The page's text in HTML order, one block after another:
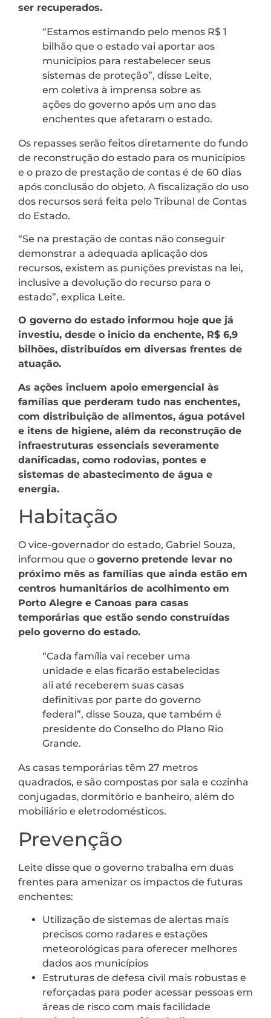
ser recuperados.
“Estamos estimando pelo menos R$ 1
bilhão que o estado vai aportar aos
municípios para restabelecer seus
sistemas de proteção”, disse Leite,
em coletiva à imprensa sobre as
ações do governo após um ano das
enchentes que afetaram o estado.
Os repasses serão feitos diretamente do fundo
de reconstrução do estado para os municípios
e o prazo de prestação de contas é de 60 dias
após conclusão do objeto. A fiscalização do uso
dos recursos será feita pelo Tribunal de Contas
do Estado.
“Se na prestação de contas não conseguir
demonstrar a adequada aplicação dos
recursos, existem as punições previstas na lei,
inclusive a devolução do recurso para o
estado”, explica Leite.
O governo do estado informou hoje que já
investiu, desde o início da enchente, R$ 6,9
bilhões, distribuídos em diversas frentes de
atuação.
As ações incluem apoio emergencial às
famílias que perderam tudo nas enchentes,
com distribuição de alimentos, água potável
e itens de higiene, além da reconstrução de
infraestruturas essenciais severamente
danificadas, como rodovias, pontes e
sistemas de abastecimento de água e
energia.
Habitação
O vice-governador do estado, Gabriel Souza,
informou que o governo pretende levar no
próximo mês as famílias que ainda estão em
centros humanitários de acolhimento em
Porto Alegre e Canoas para casas
temporárias que estão sendo construídas
pelo governo do estado.
“Cada família vai receber uma
unidade e elas ficarão estabelecidas
ali até receberem suas casas
definitivas por parte do governo
federal”, disse Souza, que também é
presidente do Conselho do Plano Rio
Grande.
As casas temporárias têm 27 metros
quadrados, e são compostas por sala e cozinha
conjugadas, dormitório e banheiro, além do
mobiliário e eletrodomésticos.
Prevenção
Leite disse que o governo trabalha em duas
frentes para amenizar os impactos de futuras
enchentes:
Utilização de sistemas de alertas mais
precisos como radares e estações
meteorológicas para oferecer melhores
dados aos municípios
Estruturas de defesa civil mais robustas e
reforçadas para poder acessar pessoas em
áreas de risco com mais facilidade